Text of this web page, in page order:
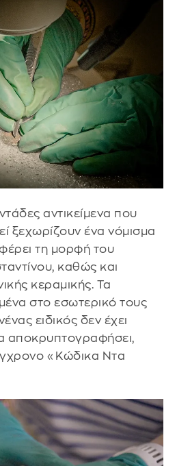
αντικείμενα που
ξεχωρίζουν ένα νόμισμα
τη μορφή του
καθώς και
κεραμικής. Τα
στο εσωτερικό τους
ειδικός δεν έχει
αποκρυπτογραφήσει,
«Κώδικα Ντα